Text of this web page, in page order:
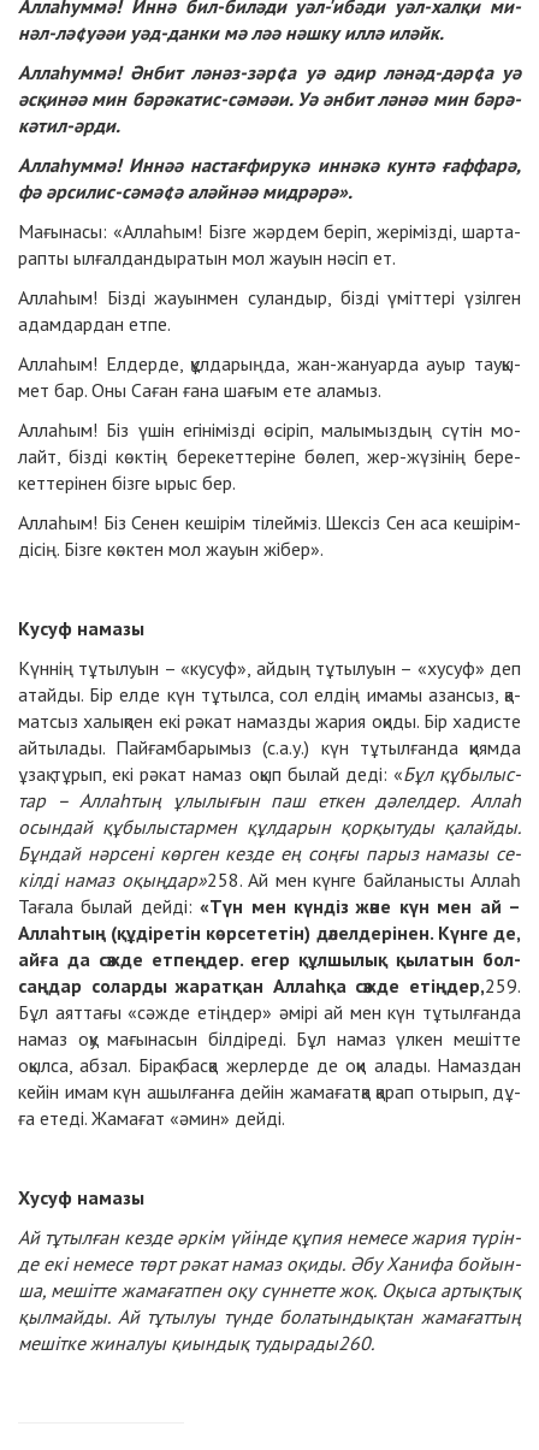
Аллаһум­мә! Ин­нә бил-би­лә­ди уәл-'ибә­ди уәл-хал­қи ми­
нәл-лә¢уәәи уәд-дан­ки мә ләә нәш­ку ил­лә иләйк.
Аллаһум­мә! Ән­бит лә­нәз-зәр¢а уә әдир лә­нәд-дәр¢а уә
әс­қи­нәә мин бә­рә­ка­тис-сәмәәи. Уә ән­бит лә­нәә мин бә­рә­
кә­тил-әр­ди.
Аллаһум­мә! Ин­нәә нас­тағ­фи­ру­кә ин­нә­кә кун­тә ғаф­фа­рә,
фә әр­си­лис-сә­мә¢ә аләйнәә мид­рә­рә».
Ма­ғы­на­сы: «Аллаһым! Біз­ге жәр­дем бе­ріп, же­рі­міз­ді, шар­та­
рап­ты ыл­ғал­дан­ды­ра­тын мол жауын нә­сіп ет.
Аллаһым! Біз­ді жауын­мен су­лан­дыр, біз­ді үміт­те­рі үзіл­ген
адам­дар­дан ет­пе.
Аллаһым! Ел­дер­де, құл­да­рың­да, жан-жа­нуар­да ауыр тауқы­
мет бар. Оны Са­ған ға­на ша­ғым ете ала­мыз.
Аллаһым! Біз үшін егі­ні­міз­ді өсі­ріп, ма­лы­мыз­дың сү­тін мо­
лайт, біз­ді көк­тің бе­ре­кет­те­рі­не бө­леп, жер-жү­зі­нің бе­ре­
кет­те­рі­нен біз­ге ырыс бер.
Аллаһым! Біз Се­нен ке­ші­рім ті­лей­міз. Шек­сіз Сен аса ке­ші­рім­
ді­сің. Біз­ге көк­тен мол жауын жі­бер».
Ку­суф на­ма­зы
Күн­нің тұ­ты­луын – «ку­суф», ай­дың тұ­ты­луын – «ху­суф» деп
атайды. Бір ел­де күн тұ­тыл­са, сол ел­дің има­мы азан­сыз, қа­
мат­сыз ха­лық­пен екі рә­кат на­маз­ды жа­рия оқи­ды. Бір ха­дис­те
айты­ла­ды. Пай­ғам­ба­ры­мыз (с.а.у.) күн тұ­тыл­ған­да қиям­да
ұзақ тұ­рып, екі рә­кат на­маз оқып бы­лай де­ді: «Бұл құ­бы­лыс­
тар – Аллаһ­тың ұлы­лы­ғын паш ет­кен дә­лел­дер. Аллаһ
осын­дай құ­бы­лыс­тар­мен құл­да­рын қор­қы­ту­ды қа­лайды.
Бұн­дай нәр­се­ні көр­ген кез­де ең соң­ғы па­рыз на­ма­зы се­
кіл­ді на­маз оқың­дар»258. Ай мен күн­ге байла­ныс­ты Аллаһ
Та­ға­ла бы­лай дейді:«Түн мен күн­діз жә­не күн мен ай –
Аллаһ­тың (құдіретін көрсететін) дә­лел­де­рі­нен. Күн­ге де,
айға да сәж­де ет­пең­дер. егер құл­шы­лық қы­ла­тын бол­
саң­дар солар­ды жа­рат­қан Аллаһ­қа сәж­де етің­дер,259.
Бұл аят­та­ғы «сәж­де етің­дер» әмі­рі ай мен күн тұ­тыл­ған­да
на­маз оқу ма­ғы­на­сын біл­ді­ре­ді. Бұл на­маз үл­кен ме­шіт­те
оқыл­са, аб­зал. Бі­рақ бас­қа жер­лер­де де оқи ала­ды. На­маз­дан
кейін имам күн ашыл­ған­ға дейін жа­ма­ғат­қа қа­рап оты­рып, дұ­
ға ете­ді. Жа­ма­ғат «әмин» дейді.
Ху­суф на­ма­зы
Ай тұ­тыл­ған кез­де әр­кім үйін­де құ­пия не­ме­се жа­рия тү­рін­
де екі не­ме­се төрт рә­кат на­маз оқи­ды. Әбу Ха­ни­фа бойын­
ша, ме­шіт­те жа­ма­ғат­пен оқу сүн­нет­те жоқ. Оқы­са ар­тық­тық
қыл­майды. Ай тұ­ты­луы түн­де бо­ла­тын­дық­тан жа­ма­ғат­тың
ме­шіт­ке жи­на­луы қиын­дық ту­ды­ра­ды260.